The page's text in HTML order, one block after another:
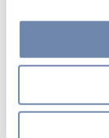
maar ook in de
onder het kopje
gedownload?
https://goo.gl/